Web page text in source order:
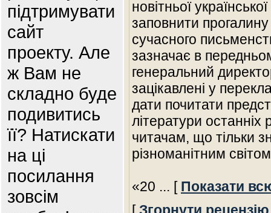
підтримувати
сайт
проекту. Але
ж Вам не
складно буде
подивитись
її? Натискати
на ці
посилання
зовсім
новітньої
заповнити
сучасного
зазначає в
генеральний
зацікавлені у
дати почитати
літератури останніх
читачам, що тільки
різноманітним
«20 ... [ Показати